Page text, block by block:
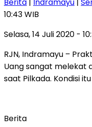
Berita | Indramayu |
10:43 WIB
Selasa, 14 Juli 2020 -
RJN, Indramayu –
Uang sangat melekat
saat Pilkada. Kondisi
Berita